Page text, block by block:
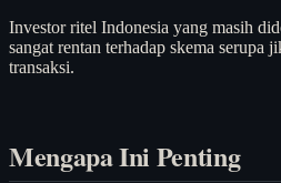
Investor ritel Indonesia yang masih
sangat rentan terhadap skema serupa
transaksi.
Mengapa Ini Penting